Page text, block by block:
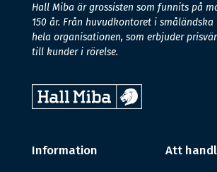
Hall Miba är grossisten som funnits på
150 år. Från huvudkontoret i småländska
hela organisationen, som erbjuder
till kunder i rörelse.
Information Att